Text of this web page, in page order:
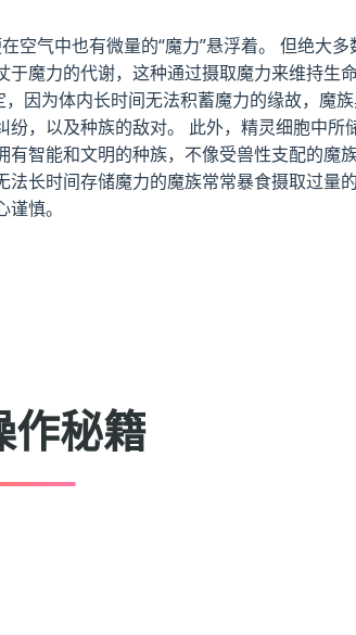
空气中也有微量的“魔力”悬浮着。 但绝大
魔力的代谢，这种通过摄取魔力来维持生
因为体内长时间无法积蓄魔力的缘故，魔
，以及种族的敌对。 此外，精灵细胞中
智能和文明的种族，不像受兽性支配的魔
长时间存储魔力的魔族常常暴食摄取过量
慎。
作秘籍